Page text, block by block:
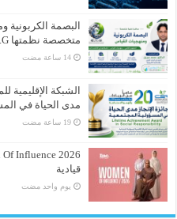
البصمة
متخصصة نظمتها E.T.G
الشبكة الإقليمية
مدى الحياة في
قيادية
‏يوم واحد مضت